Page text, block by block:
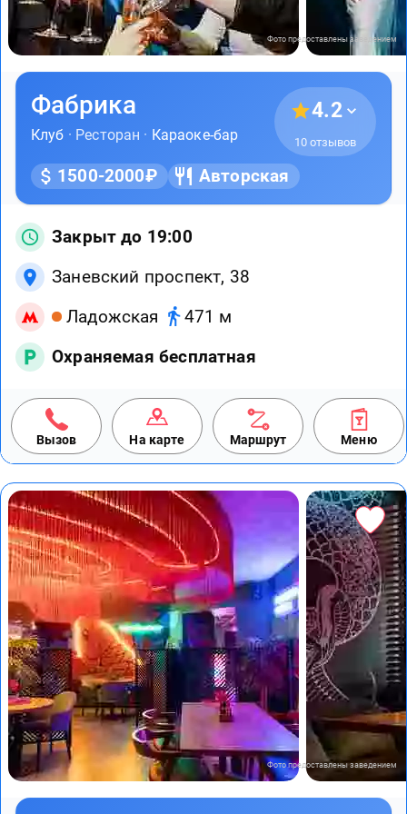
Фото предоставлены заведением
Фабрика
Клуб · Ресторан · Караоке-бар
4.2
10 отзывов
1500-2000₽ Авторская
Закрыт до 19:00
Заневский проспект, 38
Ладожская
471 м
Охраняемая бесплатная
Вызов На карте Маршрут Меню
Фото предоставлены заведением